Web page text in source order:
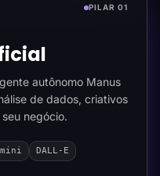
PILAR 01
autônomo Manus
de dados, criativos
negócio.
DALL-E